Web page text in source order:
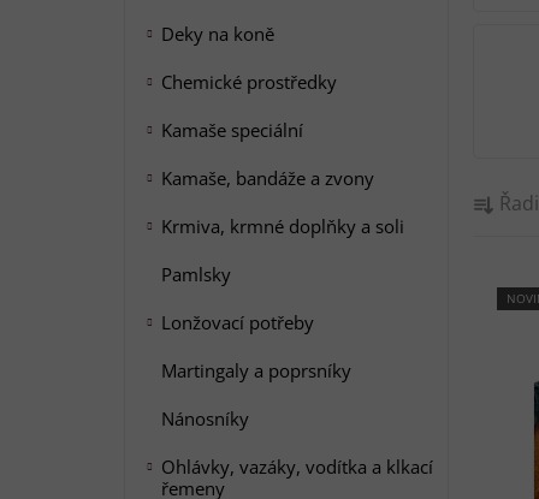
Deky na koně
Chemické prostředky
Kamaše speciální
Kamaše, bandáže a zvony
Krmiva, krmné doplňky a soli
Pamlsky
Lonžovací potřeby
Martingaly a poprsníky
Nánosníky
Ohlávky, vazáky, vodítka a klkací
řemeny
a